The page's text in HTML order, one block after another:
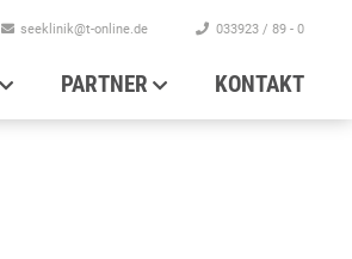
PARTNER KONTAKT
seeklinik@t-online.de 033923 / 89 - 0